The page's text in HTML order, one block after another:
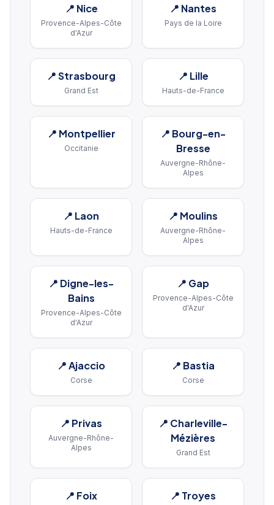
📍 Nice
Provence-Alpes-Côte
d'Azur
📍 Nantes
Pays de la Loire
📍Strasbourg
Grand Est
📍 Lille
Hauts-de-France
📍 Montpellier
Occitanie
📍 Bourg-en-
Bresse
Auvergne-Rhône-
Alpes
📍 Laon
Hauts-de-France
📍 Moulins
Auvergne-Rhône-
Alpes
📍 Digne-les-
Bains
Provence-Alpes-Côte
d'Azur
📍 Gap
Provence-Alpes-Côte
d'Azur
📍Ajaccio
Corse
📍 Bastia
Corse
📍 Privas
Auvergne-Rhône-
Alpes
📍 Charleville-
Mézières
Grand Est
📍 Foix 📍 Troyes